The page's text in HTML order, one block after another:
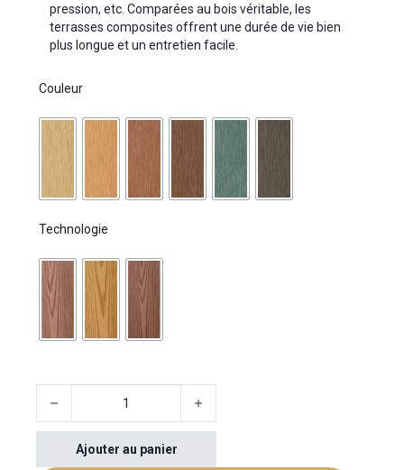
pression, etc. Comparées au bois véritable, les
terrasses composites offrent une durée de vie bien
plus longue et un entretien facile.
Couleur
Technologie
quantité de Waterproof Hollow Composite Outdoor Decking
Ajouter au panier